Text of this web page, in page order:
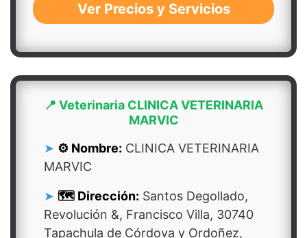
Ver Precios y Servicios
📍 Veterinaria CLINICA VETERINARIA
MARVIC
⚙️ Nombre: CLINICA VETERINARIA
MARVIC
🗺️ Dirección: Santos Degollado,
Revolución &, Francisco Villa, 30740
Tapachula de Córdova y Ordoñez,